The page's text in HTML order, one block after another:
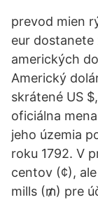
prevod mien
eur
amerických
Americký
skrátené US
oficiálna
jeho územia
roku 1792. V
centov (¢),
mills (₥) pre